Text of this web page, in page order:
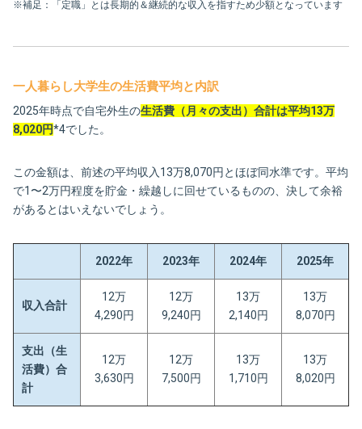
※補足：「定職」とは長期的＆継続的な収入を指すため少額となっています
一人暮らし大学生の生活費平均と内訳
2025年時点で自宅外生の生活費（月々の支出）合計は平均13万
8,020円*4でした。
この金額は、前述の平均収入13万8,070円とほぼ同水準です。平均
で1〜2万円程度を貯金・繰越しに回せているものの、決して余裕
があるとはいえないでしょう。
2022年 2023年 2024年 2025年
収入合計
12万
4,290円
12万
9,240円
13万
2,140円
13万
8,070円
支出（生
活費）合
計
12万
3,630円
12万
7,500円
13万
1,710円
13万
8,020円